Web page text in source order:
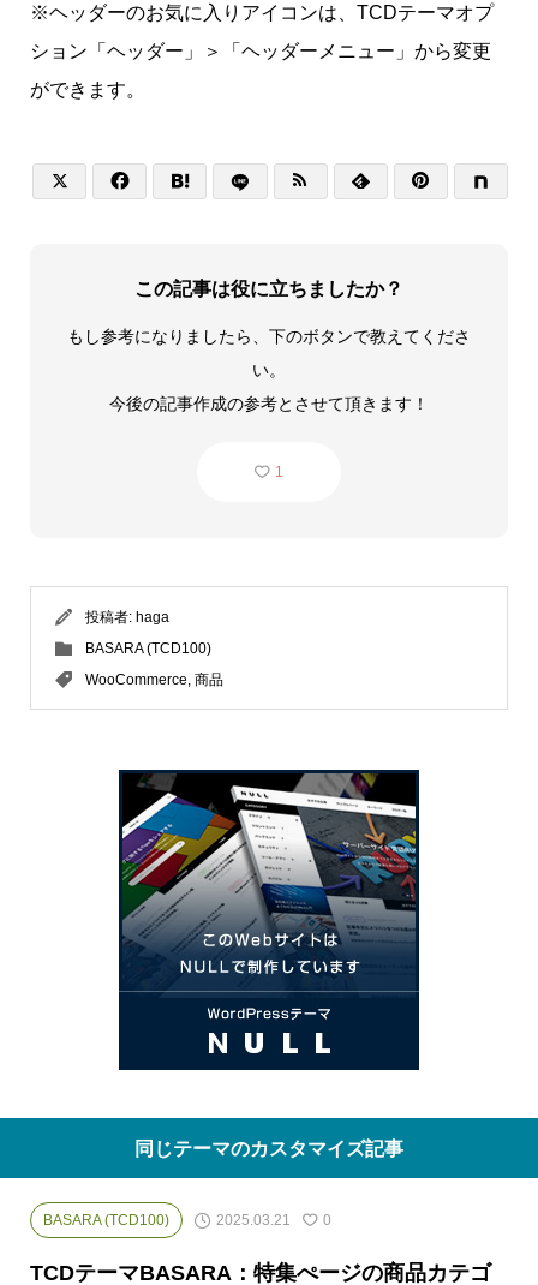
※ヘッダーのお気に入りアイコンは、TCDテーマオプ
ション「ヘッダー」＞「ヘッダーメニュー」から変更
ができます。
     
この記事は役に立ちましたか？
もし参考になりましたら、下のボタンで教えてくださ
い。
今後の記事作成の参考とさせて頂きます！
1
投稿者: haga
BASARA (TCD100)
WooCommerce, 商品
同じテーマのカスタマイズ記事
BASARA (TCD100) 2025.03.21 0
TCDテーマBASARA：特集ぺージの商品カテゴ